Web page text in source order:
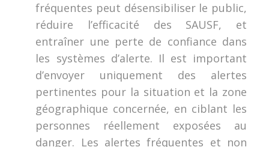
fréquentes peut désensibiliser le public,
réduire l’efficacité des SAUSF, et
entraîner une perte de confiance dans
les systèmes d’alerte. Il est important
d’envoyer uniquement des alertes
pertinentes pour la situation et la zone
géographique concernée, en ciblant les
personnes réellement exposées au
danger. Les alertes fréquentes et non